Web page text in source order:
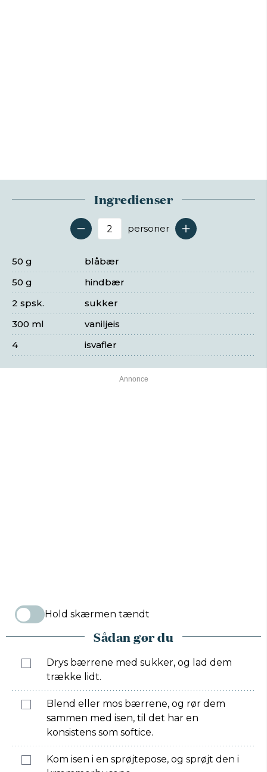
Ingredienser
Antal serveringer
personer
blåbær
50 g
hindbær
50 g
sukker
2 spsk.
vaniljeis
300 ml
isvafler
4
Hold skærmen tændt
Sådan gør du
Drys bærrene med sukker, og lad dem
trække lidt.
Blend eller mos bærrene, og rør dem
sammen med isen, til det har en
konsistens som softice.
Kom isen i en sprøjtepose, og sprøjt den i